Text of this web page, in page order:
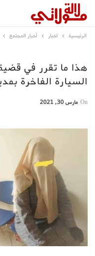
الرئيسية اخبار أخبار المجتمع
هذا ما تقرر في
السيارة الفاخرة
On مارس 30, 2021